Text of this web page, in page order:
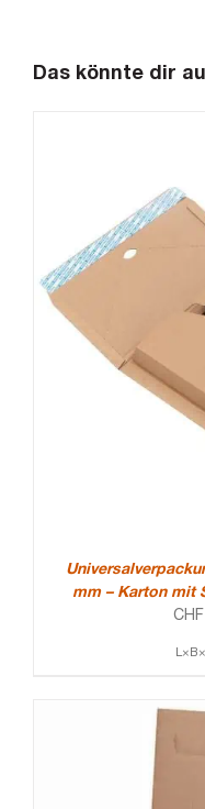
Das könnte dir
mm – Karton mit
CHF